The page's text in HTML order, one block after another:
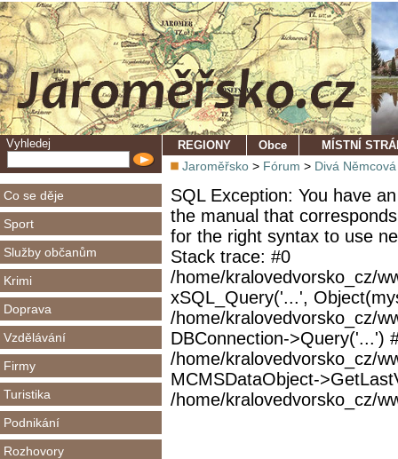
Vyhledej
Co se děje
Sport
Služby občanům
Krimi
Doprava
Vzdělávání
Firmy
Turistika
Podnikání
Rozhovory
REGIONY Obce MÍSTNÍ
Jaroměřsko > Fórum > Divá
SQL Exception: You have
the manual that
for the right syntax to use
Stack trace: #0
/home/kralovedvorsko_cz/
xSQL_Query('...',
/home/kralovedvorsko_cz/
DBConnection->Query('...')
/home/kralovedvorsko_cz/
MCMSDataObject-
/home/kralovedvorsko_cz/